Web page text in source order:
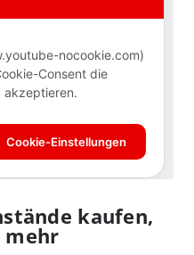
kaufen,
mehr